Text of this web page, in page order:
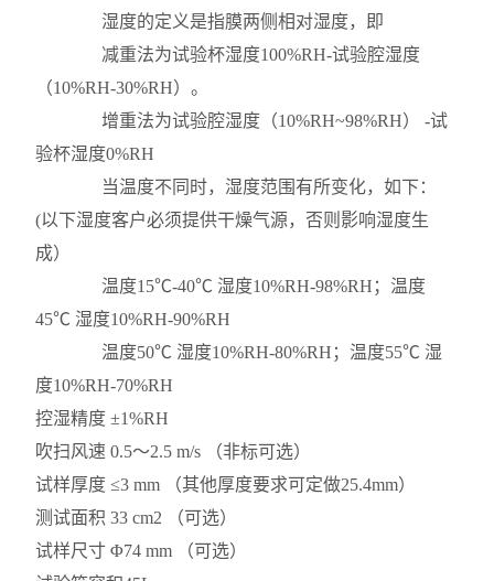
湿度的定义是指膜两侧相对湿度，即
减重法为试验杯湿度100%RH-试验腔湿度
（10%RH-30%RH）。
增重法为试验腔湿度（10%RH~98%RH） -试
验杯湿度0%RH
当温度不同时，湿度范围有所变化，如下：
(以下湿度客户必须提供干燥气源，否则影响湿度生
成）
温度15℃-40℃ 湿度10%RH-98%RH；温度
45℃ 湿度10%RH-90%RH
温度50℃ 湿度10%RH-80%RH；温度55℃ 湿
度10%RH-70%RH
控湿精度±1%RH
吹扫风速0.5～2.5 m/s （非标可选）
试样厚度≤3 mm （其他厚度要求可定做25.4mm）
测试面积33 cm2 （可选）
试样尺寸Φ74 mm （可选）